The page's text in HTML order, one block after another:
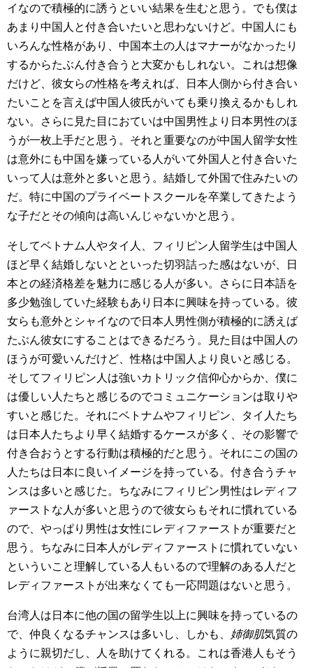
イなので積極的に誘うといい結果を生むと思う。でも僕は
あまり中国人と付き合いたいと思わないけど。中国人にも
いろんな性格があり、中国本土の人はマナーがなかったり
するからたぶん付き合うと大変かもしれない。これは想像
だけど、彼女らの性格を考えれば、日本人側から付き合い
たいことを言えば中国人彼氏がいても乗り換えるかもしれ
ない。さらに見た目におていは中国男性より日本男性のほ
うが一枚上手だと思う。それと重要なのが中国人留学女性
は意外にも中国を嫌っている人がいて外国人と付き合いた
いって人は意外と多いと思う。結婚して外国で住みたいの
だ。特に中国のプライベートスクールを卒業してきたよう
な子だとその傾向は高いんじゃないかと思う。
そしてベトナム人やタイ人、フィリピン人留学生は中国人
ほど早く結婚しないとといった切羽詰った感はないが、日
本との経済格差を魅力に感じる人が多い。さらに日本語を
多少勉強していた経験もあり日本に興味を持っている。彼
女らも意外とシャイなので日本人男性側が積極的に誘えば
たぶん彼女にすることはできるだろう。見た目は中国人の
ほうが可愛いんだけど、性格は中国人より良いと感じる。
そしてフィリピン人は強いカトリック信仰心からか、僕に
は優しい人たちと感じるのでコミュニケーションは取りや
すいと感じた。それにベトナムやフィリピン、タイ人たち
は日本人たちより早く結婚するケースが多く、その影響で
付き合おうとする行動は積極的だと思う。それにこの国の
人たちは日本に良いイメージを持っている。付き合うチャ
ンスは多いと感じた。ちなみにフィリピン男性はレディフ
ァーストな人が多いと思うので彼女らもそれに慣れている
ので、やっぱり男性は女性にレディファーストが重要だと
思う。ちなみに日本人がレディファーストに慣れていない
といういこと理解している人もいるので理解のある人だと
レディファーストが出来なくても一応問題はないと思う。
台湾人は日本に他の国の留学生以上に興味を持っているの
で、仲良くなるチャンスは多いし、しかも、 姉御肌気質の
ように親切だし、人を助けてくれる。これは香港人もそう